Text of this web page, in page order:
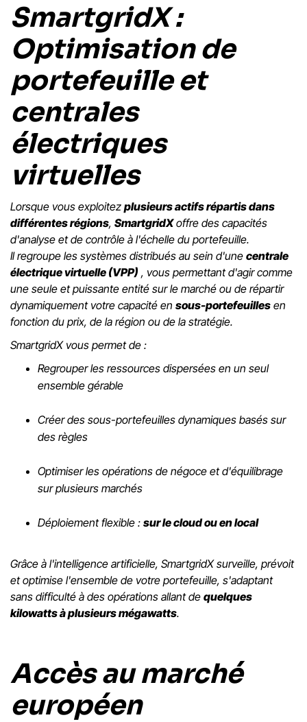
SmartgridX :
Optimisation de
portefeuille et
centrales
électriques
virtuelles
Lorsque vous exploitez plusieurs actifs répartis dans
différentes régions, SmartgridXoffre des capacités
d'analyse et de contrôle à l'échelle du portefeuille.
Il regroupe les systèmes distribués au sein d'une centrale
électrique virtuelle (VPP) , vous permettant d'agir comme
une seule et puissante entité sur le marché ou de répartir
dynamiquement votre capacité en sous-portefeuilles en
fonction du prix, de la région ou de la stratégie.
SmartgridX vous permet de :
Regrouper les ressources dispersées en un seul
ensemble gérable
Créer des sous-portefeuilles dynamiques basés sur
des règles
Optimiser les opérations de négoce et d'équilibrage
sur plusieurs marchés
Déploiement flexible : sur le cloud ou en local
Grâce à l'intelligence artificielle, SmartgridX surveille, prévoit
et optimise l'ensemble de votre portefeuille, s'adaptant
sans difficulté à des opérations allant de quelques
kilowatts à plusieurs mégawatts.
Accès au marché
européen